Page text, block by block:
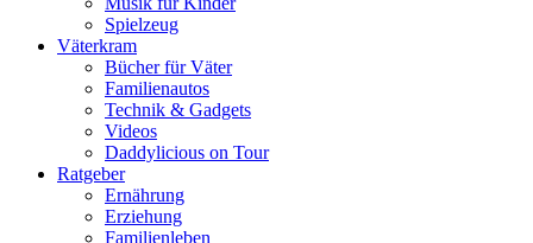
Spielzeug
Väterkram
Bücher für Väter
Familienautos
Technik & Gadgets
Videos
Daddylicious on Tour
Ratgeber
Ernährung
Erziehung
Familienleben